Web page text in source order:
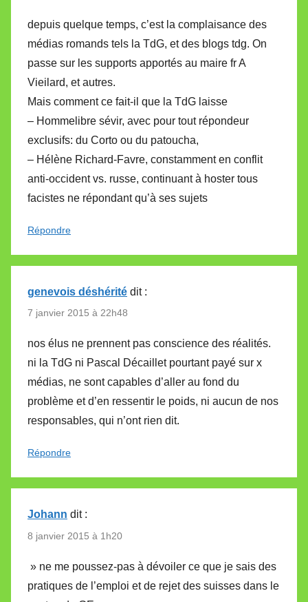
depuis quelque temps, c’est la complaisance des
médias romands tels la TdG, et des blogs tdg. On
passe sur les supports apportés au maire fr A
Vieilard, et autres.
Mais comment ce fait-il que la TdG laisse
– Hommelibre sévir, avec pour tout répondeur
exclusifs: du Corto ou du patoucha,
– Hélène Richard-Favre, constamment en conflit
anti-occident vs. russe, continuant à hoster tous
facistes ne répondant qu’à ses sujets
Répondre
genevois déshérité dit :
7 janvier 2015 à 22h48
nos élus ne prennent pas conscience des réalités.
ni la TdG ni Pascal Décaillet pourtant payé sur x
médias, ne sont capables d’aller au fond du
problème et d’en ressentir le poids, ni aucun de nos
responsables, qui n’ont rien dit.
Répondre
Johann dit :
8 janvier 2015 à 1h20
» ne me poussez-pas à dévoiler ce que je sais des
pratiques de l’emploi et de rejet des suisses dans le